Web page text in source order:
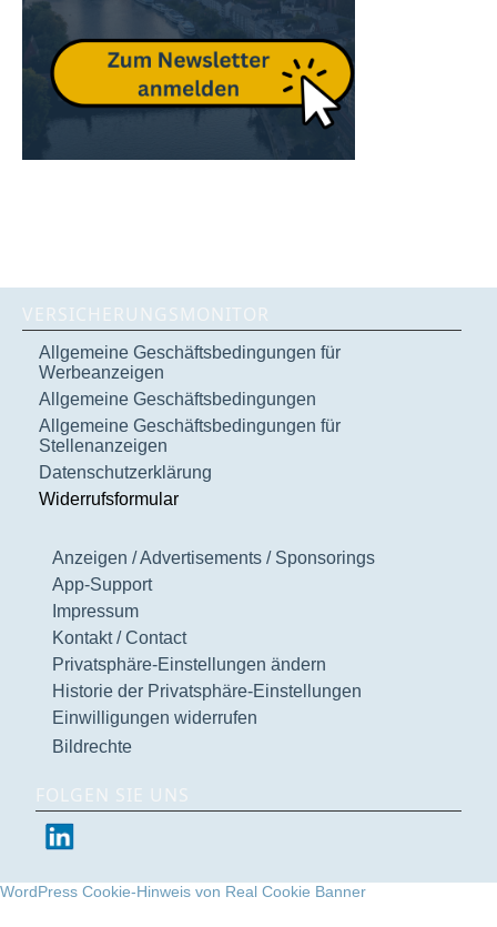
VERSICHERUNGSMONITOR
Allgemeine Geschäftsbedingungen für
Werbeanzeigen
Allgemeine Geschäftsbedingungen
Allgemeine Geschäftsbedingungen für
Stellenanzeigen
Datenschutzerklärung
Widerrufsformular
Anzeigen / Advertisements / Sponsorings
App-Support
Impressum
Kontakt / Contact
Privatsphäre-Einstellungen ändern
Historie der Privatsphäre-Einstellungen
Einwilligungen widerrufen
Bildrechte
FOLGEN SIE UNS
WordPress Cookie-Hinweis von Real Cookie Banner